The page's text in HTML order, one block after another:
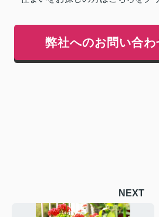
弊社へのお問い合わ
NEXT